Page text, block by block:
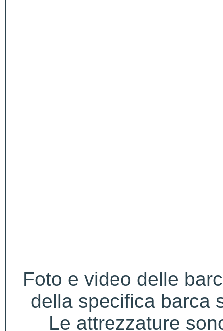
Foto e video delle
della specifica barca
Le attrezzature